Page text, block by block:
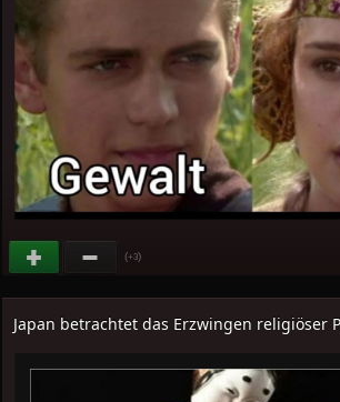
(+3)
Japan betrachtet das Erzwingen religiöser